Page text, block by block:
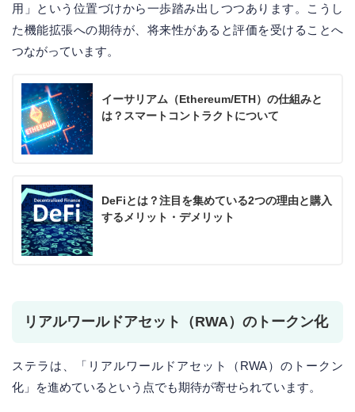
用」という位置づけから一歩踏み出しつつあります。こうし
た機能拡張への期待が、将来性があると評価を受けることへ
つながっています。
イーサリアム（Ethereum/ETH）の仕組みと
は？スマートコントラクトについて
DeFiとは？注目を集めている2つの理由と購入
するメリット・デメリット
リアルワールドアセット（RWA）のトークン化
ステラは、「リアルワールドアセット（RWA）のトークン
化」を進めているという点でも期待が寄せられています。